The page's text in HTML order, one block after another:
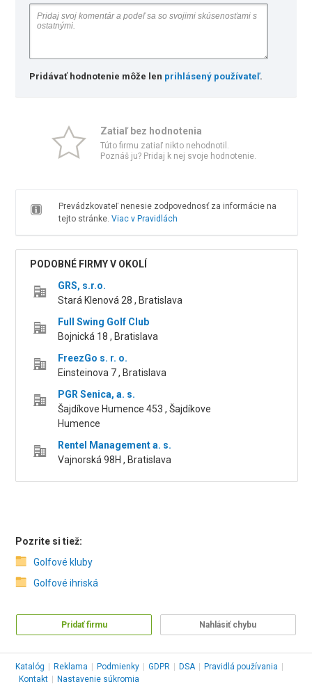
Pridávať hodnotenie môže len prihlásený používateľ.
Zatiaľ bez hodnotenia
Túto firmu zatiaľ nikto nehodnotil.
Poznáš ju? Pridaj k nej svoje hodnotenie.
Prevádzkovateľ nenesie zodpovednosť za informácie na
tejto stránke. Viac v Pravidlách
PODOBNÉ FIRMY V OKOLÍ
GRS, s.r.o.
Stará Klenová 28 , Bratislava
Full Swing Golf Club
Bojnická 18 , Bratislava
FreezGo s. r. o.
Einsteinova 7 , Bratislava
PGR Senica, a. s.
Šajdíkove Humence 453 , Šajdíkove
Humence
Rentel Management a. s.
Vajnorská 98H , Bratislava
Pozrite si tiež:
Golfové kluby
Golfové ihriská
Pridať firmu Nahlásiť chybu
Katalóg Reklama Podmienky GDPR DSA Pravidlá používania
Kontakt
Nastavenie súkromia